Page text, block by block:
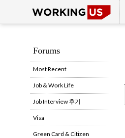
Forums
Most Recent
Job & Work Life
Job Interview 후기
Visa
Green Card & Citizen